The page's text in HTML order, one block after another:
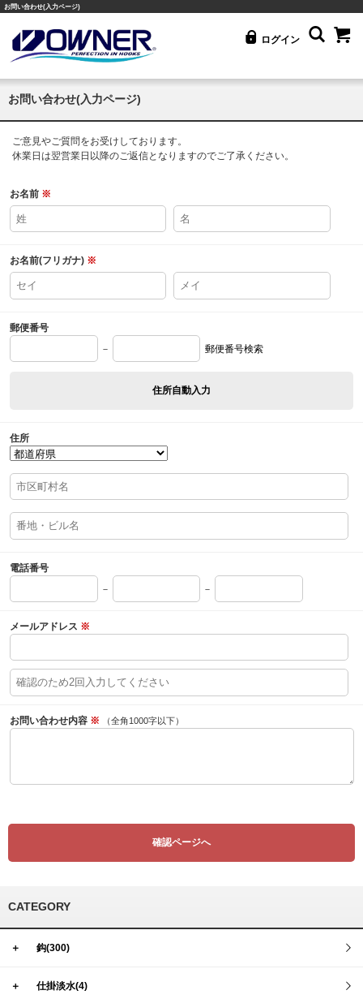
お問い合わせ(入力ページ)
ログイン
お問い合わせ(入力ページ)
ご意見やご質問をお受けしております。
休業日は翌営業日以降のご返信となりますのでご了承ください。
お名前 ※
お名前(フリガナ) ※
郵便番号
－
郵便番号検索
住所自動入力
住所
電話番号
－
－
メールアドレス ※
お問い合わせ内容 ※ （全角1000字以下）
CATEGORY
＋ 鈎(300)
＋ 仕掛淡水(4)